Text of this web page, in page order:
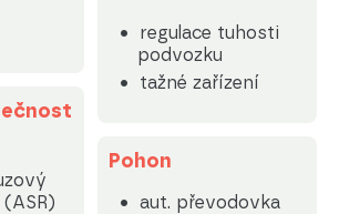
regulace tuhosti
podvozku
tažné zařízení
Pohon
aut. převodovka